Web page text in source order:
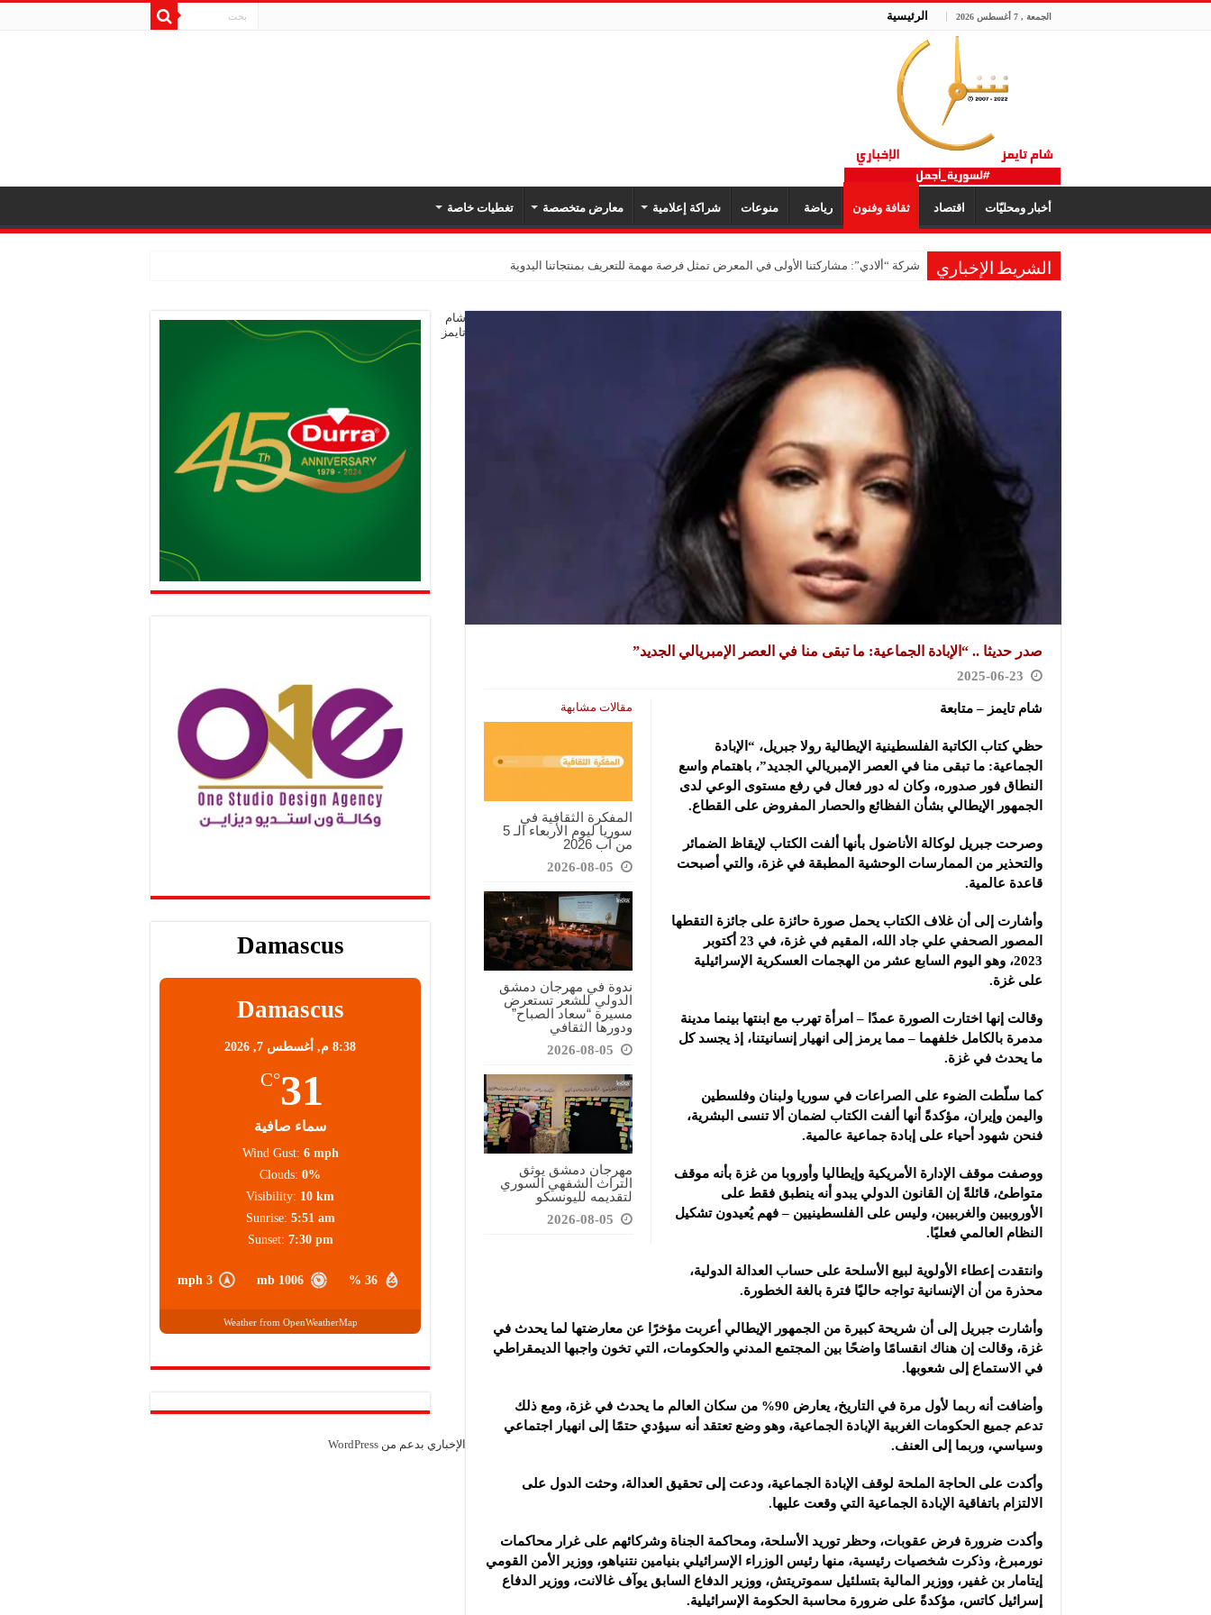
الجمعة , 7 أغسطس 2026 الرئيسية
أخبار ومحليّات اقتصاد ثقافة وفنون رياضة منوعات شراكة إعلامية معارض متخصصة تغطيات خاصة
الشريط الإخباري شركة “ألادي”: مشاركتنا الأولى في المعرض تمثل فرصة مهمة للتعريف بمنتجاتنا اليدوية
صدر حديثا .. “الإبادة الجماعية: ما تبقى منا في العصر الإمبريالي الجديد”
2025-06-23
مقالات مشابهة
المفكرة الثقافية في
سوريا ليوم الأربعاء الـ 5
من آب 2026
2026-08-05
ندوة في مهرجان دمشق
الدولي للشعر تستعرض
مسيرة “سعاد الصباح”
ودورها الثقافي
2026-08-05
مهرجان دمشق يوثق
التراث الشفهي السوري
لتقديمه لليونسكو
2026-08-05
شام تايمز – متابعة
حظي كتاب الكاتبة الفلسطينية الإيطالية رولا جبريل، “الإبادة
الجماعية: ما تبقى منا في العصر الإمبريالي الجديد”، باهتمام واسع
النطاق فور صدوره، وكان له دور فعال في رفع مستوى الوعي لدى
الجمهور الإيطالي بشأن الفظائع والحصار المفروض على القطاع.
وصرحت جبريل لوكالة الأناضول بأنها ألفت الكتاب لإيقاظ الضمائر
والتحذير من الممارسات الوحشية المطبقة في غزة، والتي أصبحت
قاعدة عالمية.
وأشارت إلى أن غلاف الكتاب يحمل صورة حائزة على جائزة التقطها
المصور الصحفي علي جاد الله، المقيم في غزة، في 23 أكتوبر
2023، وهو اليوم السابع عشر من الهجمات العسكرية الإسرائيلية
على غزة.
وقالت إنها اختارت الصورة عمدًا – امرأة تهرب مع ابنتها بينما مدينة
مدمرة بالكامل خلفهما – مما يرمز إلى انهيار إنسانيتنا، إذ يجسد كل
ما يحدث في غزة.
كما سلّطت الضوء على الصراعات في سوريا ولبنان وفلسطين
واليمن وإيران، مؤكدةً أنها ألفت الكتاب لضمان ألا تنسى البشرية،
فنحن شهود أحياء على إبادة جماعية عالمية.
ووصفت موقف الإدارة الأمريكية وإيطاليا وأوروبا من غزة بأنه موقف
متواطئ، قائلةً إن القانون الدولي يبدو أنه ينطبق فقط على
الأوروبيين والغربيين، وليس على الفلسطينيين – فهم يُعيدون تشكيل
النظام العالمي فعليًا.
وانتقدت إعطاء الأولوية لبيع الأسلحة على حساب العدالة الدولية،
محذرة من أن الإنسانية تواجه حاليًا فترة بالغة الخطورة.
وأشارت جبريل إلى أن شريحة كبيرة من الجمهور الإيطالي أعربت مؤخرًا عن معارضتها لما يحدث في
غزة، وقالت إن هناك انقسامًا واضحًا بين المجتمع المدني والحكومات، التي تخون واجبها الديمقراطي
في الاستماع إلى شعوبها.
وأضافت أنه ربما لأول مرة في التاريخ، يعارض 90% من سكان العالم ما يحدث في غزة، ومع ذلك
تدعم جميع الحكومات الغربية الإبادة الجماعية، وهو وضع تعتقد أنه سيؤدي حتمًا إلى انهيار اجتماعي
وسياسي، وربما إلى العنف.
وأكدت على الحاجة الملحة لوقف الإبادة الجماعية، ودعت إلى تحقيق العدالة، وحثت الدول على
الالتزام باتفاقية الإبادة الجماعية التي وقعت عليها.
وأكدت ضرورة فرض عقوبات، وحظر توريد الأسلحة، ومحاكمة الجناة وشركائهم على غرار محاكمات
نورمبرغ، وذكرت شخصيات رئيسية، منها رئيس الوزراء الإسرائيلي بنيامين نتنياهو، ووزير الأمن القومي
إيتامار بن غفير، ووزير المالية بتسلئيل سموتريتش، ووزير الدفاع السابق يوآف غالانت، ووزير الدفاع
إسرائيل كاتس، مؤكدةً على ضرورة محاسبة الحكومة الإسرائيلية.
Damascus
Damascus
8:38 م, أغسطس 7, 2026
31
°C
سماء صافية
36 %
1006 mb
3 mph
Wind Gust: 6 mph
Clouds: 0%
Visibility: 10 km
Sunrise: 5:51 am
Sunset: 7:30 pm
Weather from OpenWeatherMap
شام
تايمز
الإخباري بدعم من WordPress